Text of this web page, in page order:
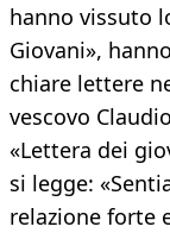
hanno vissuto
Giovani»,
chiare lettere
vescovo
«Lettera dei
si legge:
relazione forte